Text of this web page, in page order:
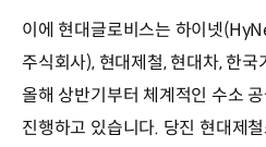
이에 현대글로비스는 하이넷
주식회사), 현대제철, 현대차, 한국
올해 상반기부터 체계적인 수소
진행하고 있습니다. 당진 현대제